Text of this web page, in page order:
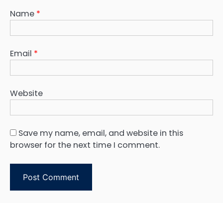
Name *
Email *
Website
Save my name, email, and website in this
browser for the next time I comment.